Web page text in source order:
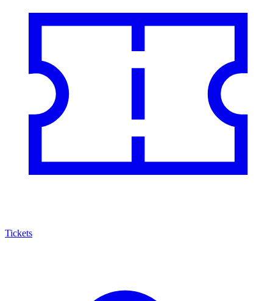
Tickets